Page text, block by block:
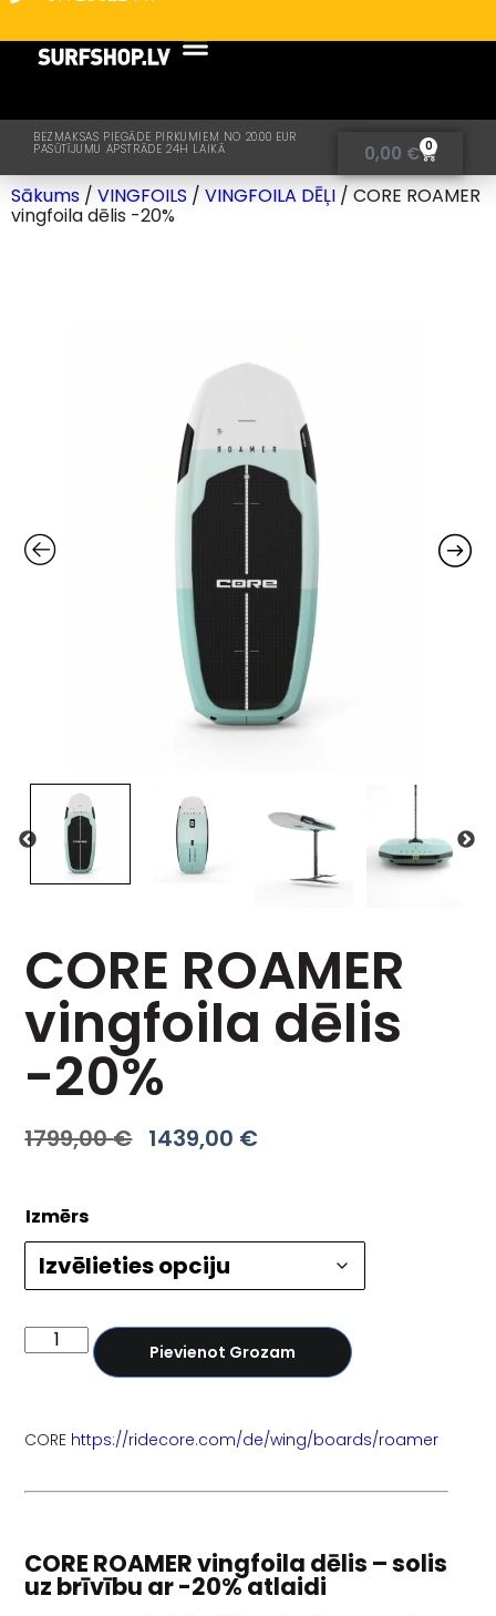
BEZMAKSAS PIEGĀDE PIRKUMIEM NO 20.00 EUR
PASŪTĪJUMU APSTRĀDE 24H LAIKĀ 0,00 € 0
Sākums / VINGFOILS / VINGFOILA DĒĻI / CORE ROAMER
vingfoila dēlis -20%
CORE ROAMER
vingfoila dēlis
-20%
1799,00€ 1439,00 €
Izmērs
Pievienot Grozam
CORE https://ridecore.com/de/wing/boards/roamer
CORE ROAMER vingfoila dēlis – solis
uz brīvību ar -20% atlaidi